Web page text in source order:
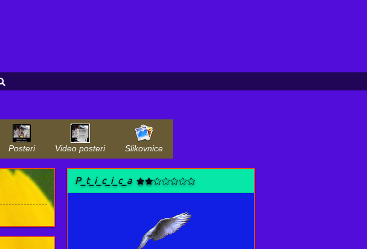
Posteri Video posteri Slikovnice
P_t_i_c_i_c_a